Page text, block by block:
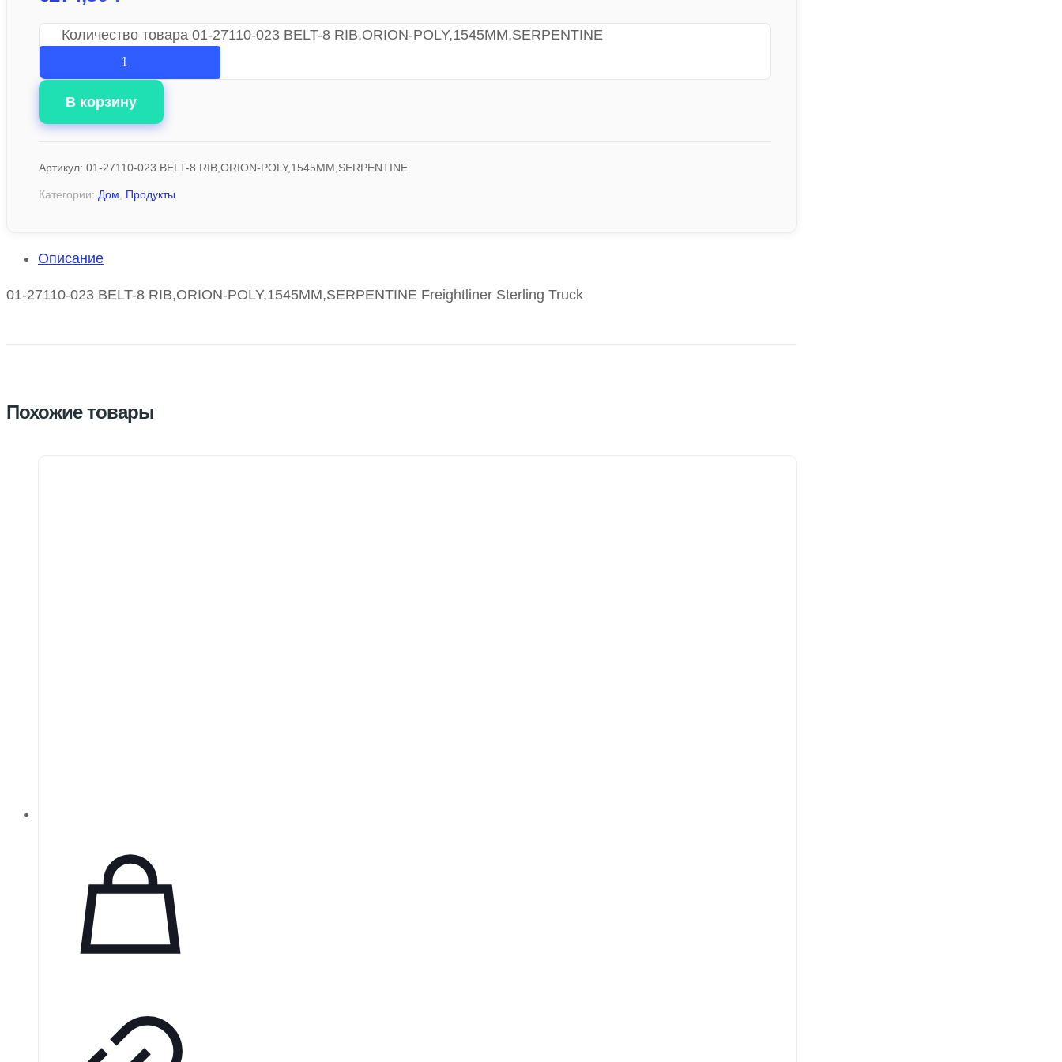
Количество товара 01-27110-023 BELT-8 RIB,ORION-POLY,1545MM,SERPENTINE
В корзину
Артикул: 01-27110-023 BELT-8 RIB,ORION-POLY,1545MM,SERPENTINE
Категории: Дом, Продукты
Описание
01-27110-023 BELT-8 RIB,ORION-POLY,1545MM,SERPENTINE Freightliner Sterling Truck
Похожие товары